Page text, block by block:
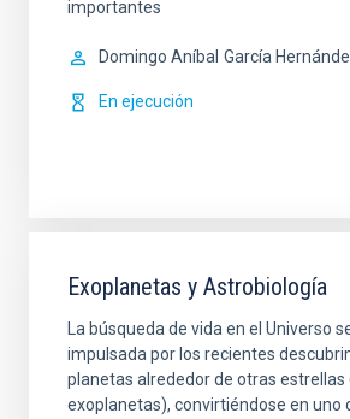
importantes
Domingo Aníbal García
En ejecución
Exoplanetas y Astrobiología
La búsqueda de vida en el Universo
impulsada por los recientes
planetas alrededor de otras estrellas
exoplanetas), convirtiéndose en uno